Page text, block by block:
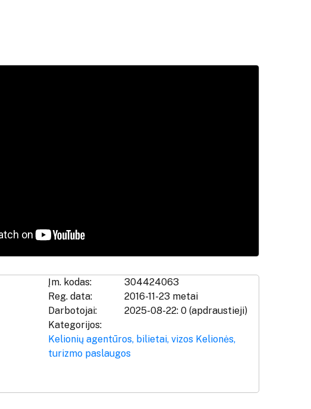
Įm. kodas:
304424063
Reg. data:
2016-11-23 metai
Darbotojai:
2025-08-22: 0 (apdraustieji)
Kategorijos:
Kelionių agentūros, bilietai, vizos Kelionės,
turizmo paslaugos